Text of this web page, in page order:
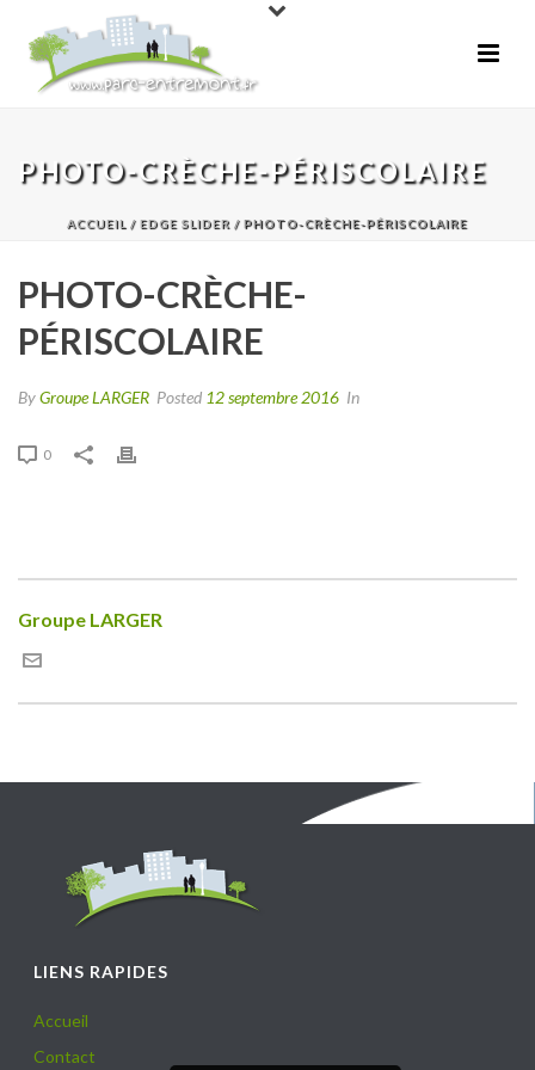
PHOTO-CRÈCHE-PÉRISCOLAIRE
ACCUEIL / EDGE SLIDER / PHOTO-CRÈCHE-PÉRISCOLAIRE
PHOTO-CRÈCHE-
PÉRISCOLAIRE
ByGroupe LARGER Posted 12 septembre 2016 In
0
Groupe LARGER
LIENS RAPIDES
Accueil
Contact